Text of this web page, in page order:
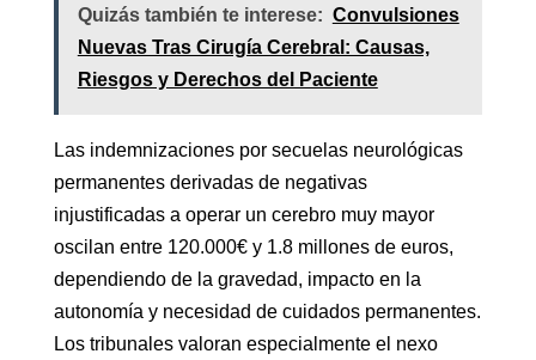
Quizás también te interese: Convulsiones
Nuevas Tras Cirugía Cerebral: Causas,
Riesgos y Derechos del Paciente
Las indemnizaciones por secuelas neurológicas
permanentes derivadas de negativas
injustificadas a operar un cerebro muy mayor
oscilan entre 120.000€ y 1.8 millones de euros,
dependiendo de la gravedad, impacto en la
autonomía y necesidad de cuidados permanentes.
Los tribunales valoran especialmente el nexo